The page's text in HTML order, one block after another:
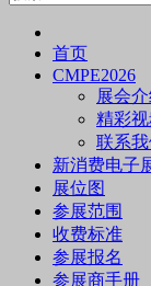
首页
CMPE2026
展会
精彩
联系
新消费电子
展位图
参展范围
收费标准
参展报名
参展商手册